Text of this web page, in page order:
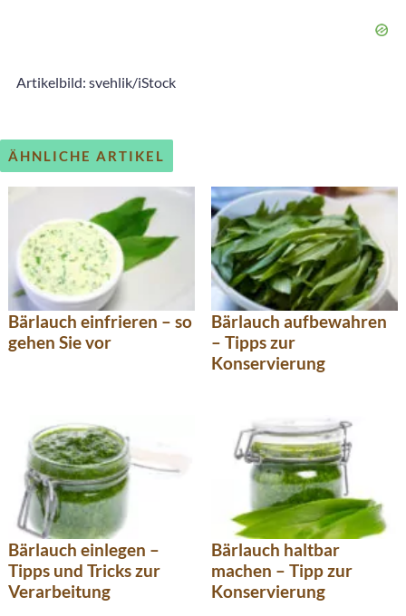
Artikelbild: svehlik/iStock
ÄHNLICHE ARTIKEL
Bärlauch einfrieren – so
gehen Sie vor
Bärlauch aufbewahren
– Tipps zur
Konservierung
Bärlauch einlegen –
Tipps und Tricks zur
Verarbeitung
Bärlauch haltbar
machen – Tipp zur
Konservierung